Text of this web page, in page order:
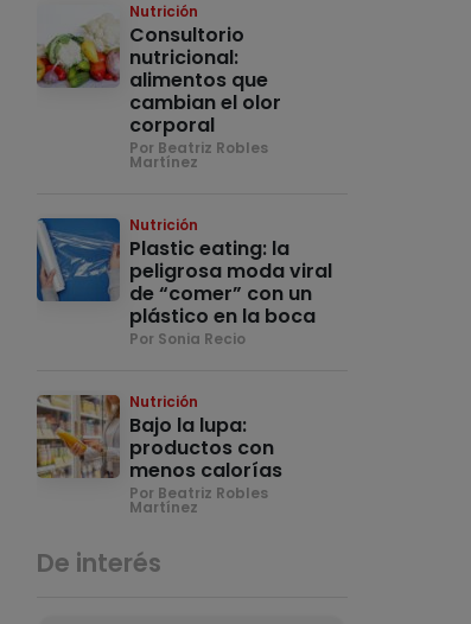
Nutrición
Consultorio
nutricional:
alimentos que
cambian el olor
corporal
Por Beatriz Robles
Martínez
Nutrición
Plastic eating: la
peligrosa moda viral
de “comer” con un
plástico en la boca
Por Sonia Recio
Nutrición
Bajo la lupa:
productos con
menos calorías
Por Beatriz Robles
Martínez
De interés